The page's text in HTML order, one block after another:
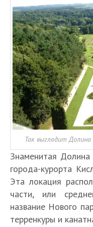
Так выглядит Долина
Знаменитая
города-курорта
Эта локация
части, или
название Нового
терренкуры и